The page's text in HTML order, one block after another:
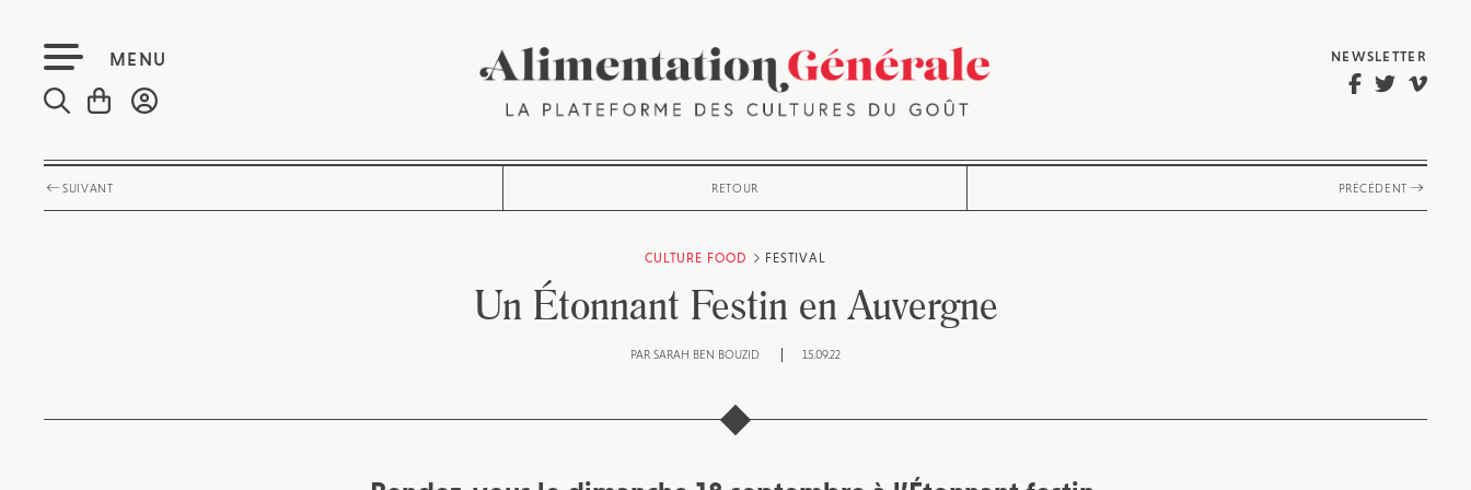
MENU NEWSLETTER
SUIVANT RETOUR PRÉCÉDENT
CULTURE FOOD FESTIVAL
Un Étonnant Festin en Auvergne
PAR SARAH BEN BOUZID 15.09.22